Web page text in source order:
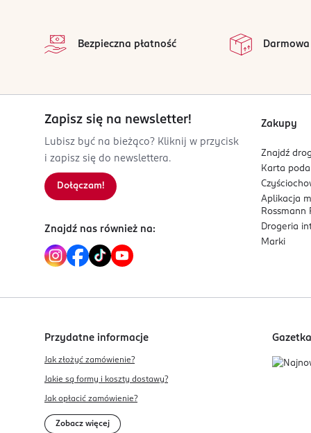
Bezpieczna płatność
Zapisz się na newsletter!
Lubisz być na bieżąco? Kliknij w przycisk
i zapisz się do newslettera.
Dołączam!
Znajdź nas również na:
Zakupy
Znajdź
Karta
Aplikacja
Rossmann
Drogeria
Marki
Przydatne informacje
Jak złożyć zamówienie?
Jakie są formy i koszty dostawy?
Jak opłacić zamówienie?
Zobacz więcej
Gazetka